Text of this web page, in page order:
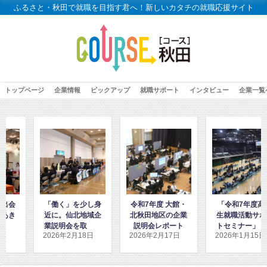
ふるさと・秋田で就職を目指す君へ！新しいカタチの就職応援サイト
トップページ 企業情報 ピックアップ 就職サポート インタビュー 企業一覧
し身
域企
令和7年度 大館・
北秋田地区の企業
説明会レポート
2026年2月17日
「令和7年度高校
生就職活動サポー
トセミナー」に密
着取材しました！
2026年1月15日
「高校2年生
秋田地域企
ダンス」を
取材しまし
2026年1月8